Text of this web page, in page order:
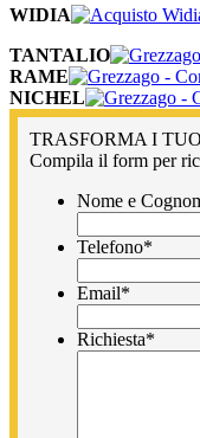
WIDIA
TANTALIO
RAME
NICHEL
TRASFORMA I
Compila il form per
Nome e
Telefono*
Email*
Richiesta*